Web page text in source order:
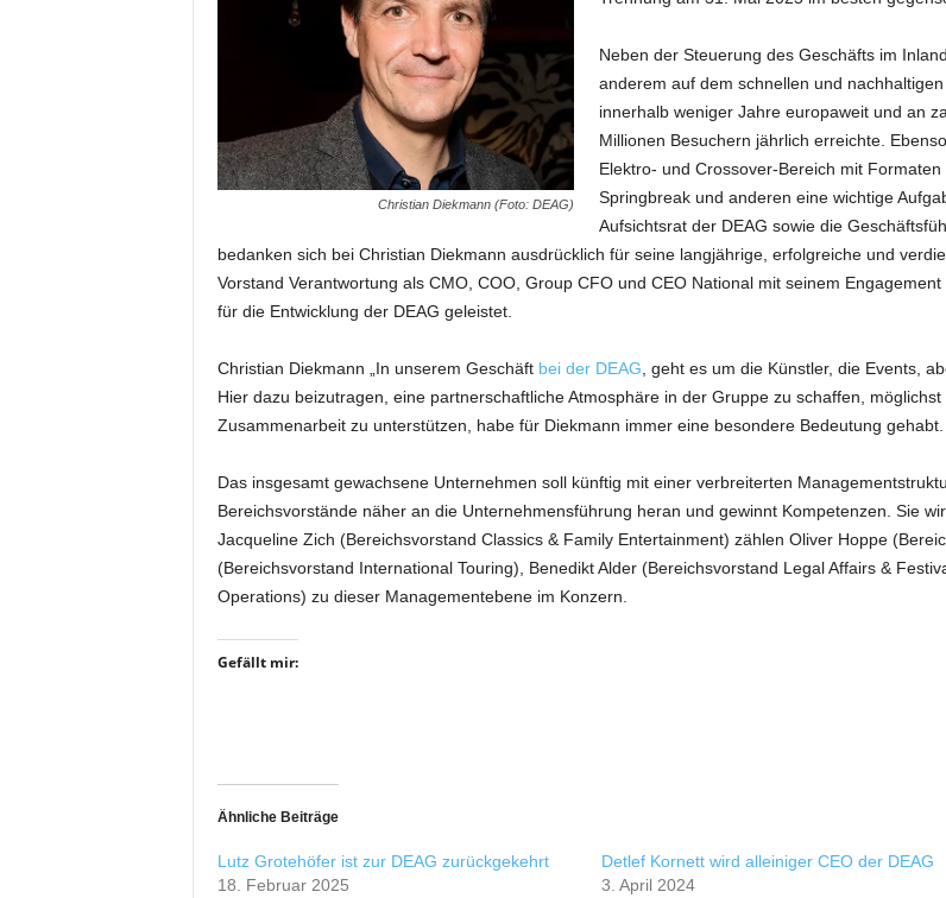
Christian Diekmann (Foto: DEAG)
Neben der Steuerung des Geschäfts im
anderem auf dem schnellen und
innerhalb weniger Jahre europaweit und an
Millionen Besuchern jährlich erreichte.
Elektro- und Crossover-Bereich mit
Springbreak und anderen eine wichtige
Aufsichtsrat der DEAG sowie die
bedanken sich bei Christian Diekmann ausdrücklich für seine langjährige, erfolgreiche und
Vorstand Verantwortung als CMO, COO, Group CFO und CEO National mit seinem
für die Entwicklung der DEAG geleistet.
Christian Diekmann „In unserem Geschäft bei der DEAG , geht es um die Künstler, die Events,
Hier dazu beizutragen, eine partnerschaftliche Atmosphäre in der Gruppe zu schaffen,
Zusammenarbeit zu unterstützen, habe für Diekmann immer eine besondere Bedeutung gehabt.
Das insgesamt gewachsene Unternehmen soll künftig mit einer verbreiterten
Bereichsvorstände näher an die Unternehmensführung heran und gewinnt Kompetenzen. Sie
Jacqueline Zich (Bereichsvorstand Classics & Family Entertainment) zählen Oliver Hoppe
(Bereichsvorstand International Touring), Benedikt Alder (Bereichsvorstand Legal Affairs &
Operations) zu dieser Managementebene im Konzern.
Gefällt mir:
Ähnliche Beiträge
Lutz Grotehöfer ist zur DEAG zurückgekehrt
18. Februar 2025
Detlef Kornett wird alleiniger CEO der DEAG
3. April 2024